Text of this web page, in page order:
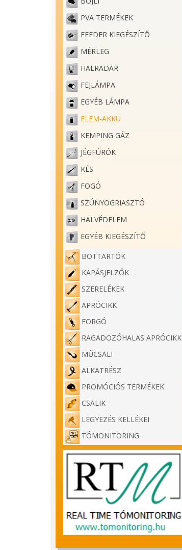
PVA TERMÉKEK
FEEDER KIEGÉSZÍTŐ
MÉRLEG
HALRADAR
FEJLÁMPA
EGYÉB LÁMPA
ELEM-AKKU
KEMPING GÁZ
JÉGFÚRÓK
KÉS
FOGÓ
SZÚNYOGRIASZTÓ
HALVÉDELEM
EGYÉB KIEGÉSZÍTŐ
BOTTARTÓK
KAPÁSJELZŐK
SZERELÉKEK
APRÓCIKK
FORGÓ
RAGADOZÓHALAS APRÓCIKK
MŰCSALI
ALKATRÉSZ
PROMÓCIÓS TERMÉKEK
CSALIK
LEGYEZÉS KELLÉKEI
TÓMONITORING